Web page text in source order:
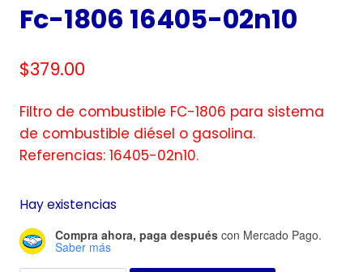
Fc-1806 16405-02n10
$379.00
Filtro de combustible FC-1806 para sistema
de combustible diésel o gasolina.
Referencias: 16405-02n10.
Hay existencias
Compra ahora, paga después con Mercado Pago.
Saber más